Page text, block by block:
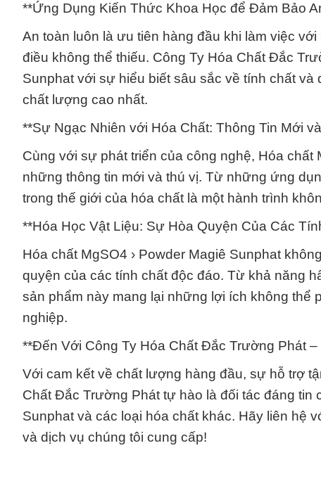
**Ứng Dụng Kiến Thức Khoa Học để Đảm Bảo
An toàn luôn là ưu tiên hàng đầu khi làm việc
điều không thể thiếu. Công Ty Hóa Chất Đắc
Sunphat với sự hiểu biết sâu sắc về tính chất
chất lượng cao nhất.
**Sự Ngạc Nhiên với Hóa Chất: Thông Tin Mới
Cùng với sự phát triển của công nghệ, Hóa
những thông tin mới và thú vị. Từ những ứng
trong thế giới của hóa chất là một hành trình
**Hóa Học Vật Liệu: Sự Hòa Quyện Của Các
Hóa chất MgSO4 › Powder Magiê Sunphat
quyện của các tính chất độc đáo. Từ khả năng
sản phẩm này mang lại những lợi ích không thể
nghiệp.
**Đến Với Công Ty Hóa Chất Đắc Trường Phát
Với cam kết về chất lượng hàng đầu, sự hỗ trợ
Chất Đắc Trường Phát tự hào là đối tác đáng tin
Sunphat và các loại hóa chất khác. Hãy liên hệ
và dịch vụ chúng tôi cung cấp!